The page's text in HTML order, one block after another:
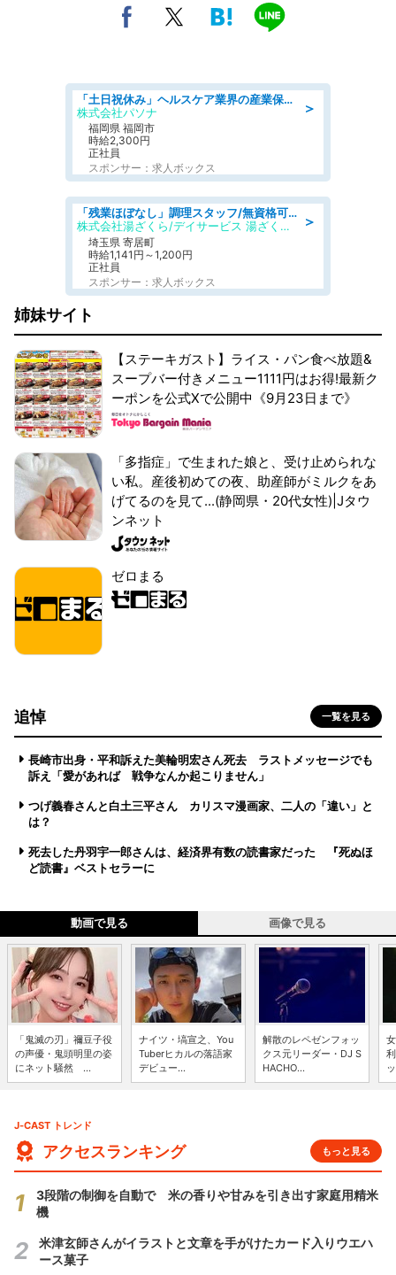
＞
「土日祝休み」ヘルスケア業界の産業保健師/高時給/未経験OK/要資格:保健師、正看護師
株式会社パソナ
福岡県 福岡市
時給2,300円
正社員
スポンサー：求人ボックス
＞
「残業ほぼなし」調理スタッフ/無資格可/正職員/日勤のみ/デイサービス/社会保障完備
株式会社湯ざくら/デイサービス 湯ざくらケアリゾート
埼玉県 寄居町
時給1,141円～1,200円
正社員
スポンサー：求人ボックス
姉妹サイト
【ステーキガスト】ライス・パン食べ放題&
スープバー付きメニュー1111円はお得!最新ク
ーポンを公式Xで公開中《9月23日まで》
「多指症」で生まれた娘と、受け止められな
い私。産後初めての夜、助産師がミルクをあ
げてるのを見て...(静岡県・20代女性)|Jタウ
ンネット
ゼロまる
追悼 一覧を見る
長崎市出身・平和訴えた美輪明宏さん死去 ラストメッセージでも
訴え「愛があれば 戦争なんか起こりません」
つげ義春さんと白土三平さん カリスマ漫画家、二人の「違い」と
は？
死去した丹羽宇一郎さんは、経済界有数の読書家だった 『死ぬほ
ど読書』ベストセラーに
動画で見る 画像で見る
「鬼滅の刃」禰豆子役
の声優・鬼頭明里の姿
にネット騒然 ...
ナイツ・塙宣之、You
Tuberヒカルの落語家
デビュー...
解散のレペゼンフォッ
クス元リーダー・DJ S
HACHO...
J-CAST トレンド
アクセスランキング もっと見る
3段階の制御を自動で 米の香りや甘みを引き出す家庭用精米
機
米津玄師さんがイラストと文章を手がけたカード入りウエハ
ース菓子